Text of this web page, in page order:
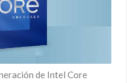
de Intel Core